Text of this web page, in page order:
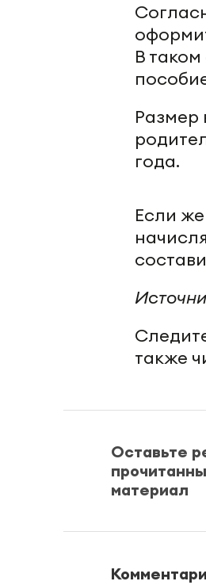
В
Размер
года.
Если
также
Оставьте
материал